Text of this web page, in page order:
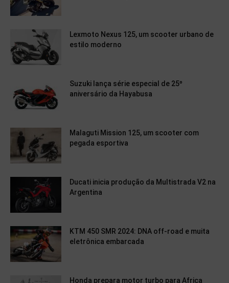
Lexmoto Nexus 125, um scooter urbano de
estilo moderno
Suzuki lança série especial de 25º
aniversário da Hayabusa
Malaguti Mission 125, um scooter com
pegada esportiva
Ducati inicia produção da Multistrada V2 na
Argentina
KTM 450 SMR 2024: DNA off-road e muita
eletrônica embarcada
Honda prepara motor turbo para Africa